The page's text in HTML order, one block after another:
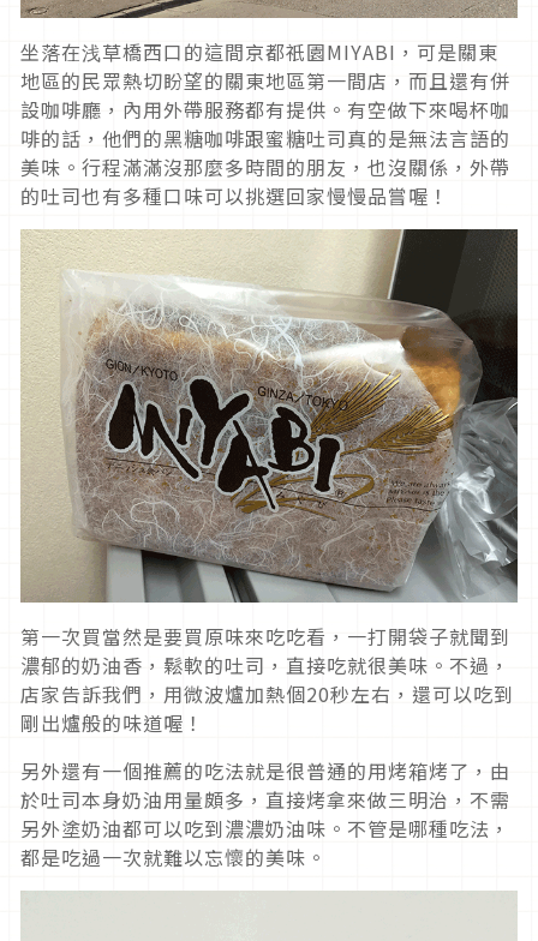
坐落在浅草橋西口的這間京都祇園MIYABI，可是關東
地區的民眾熱切盼望的關東地區第一間店，而且還有併
設咖啡廳，內用外帶服務都有提供。有空做下來喝杯咖
啡的話，他們的黑糖咖啡跟蜜糖吐司真的是無法言語的
美味。行程滿滿沒那麼多時間的朋友，也沒關係，外帶
的吐司也有多種口味可以挑選回家慢慢品嘗喔！
第一次買當然是要買原味來吃吃看，一打開袋子就聞到
濃郁的奶油香，鬆軟的吐司，直接吃就很美味。不過，
店家告訴我們，用微波爐加熱個20秒左右，還可以吃到
剛出爐般的味道喔！
另外還有一個推薦的吃法就是很普通的用烤箱烤了，由
於吐司本身奶油用量頗多，直接烤拿來做三明治，不需
另外塗奶油都可以吃到濃濃奶油味。不管是哪種吃法，
都是吃過一次就難以忘懷的美味。